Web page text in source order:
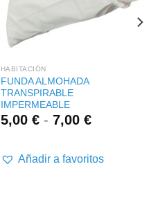
HABITACIÓN
FUNDA ALMOHADA
TRANSPIRABLE
IMPERMEABLE
5,00 € - 7,00 €Rango
desde
Añadir a favoritos